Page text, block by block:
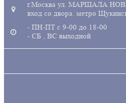
г.Москва ул. МАРШАЛА
вход со двора. метро
- ПН-ПТ с 9-00 до 18-00
- СБ , ВС выходной